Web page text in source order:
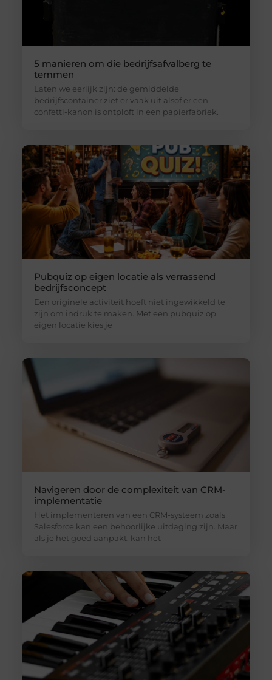
5 manieren om die bedrijfsafvalberg te
temmen
Laten we eerlijk zijn: de gemiddelde
bedrijfscontainer ziet er vaak uit alsof er een
confetti-kanon is ontploft in een papierfabriek.
Pubquiz op eigen locatie als verrassend
bedrijfsconcept
Een originele activiteit hoeft niet ingewikkeld te
zijn om indruk te maken. Met een pubquiz op
eigen locatie kies je
Navigeren door de complexiteit van CRM-
implementatie
Het implementeren van een CRM-systeem zoals
Salesforce kan een behoorlijke uitdaging zijn. Maar
als je het goed aanpakt, kan het